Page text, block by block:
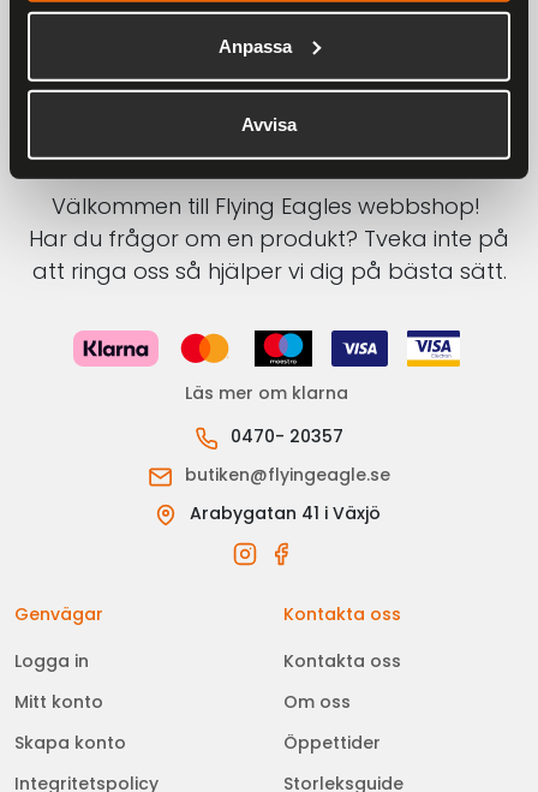
Anpassa
Avvisa
Välkommen till Flying Eagles webbshop!
Har du frågor om en produkt? Tveka inte på
att ringa oss så hjälper vi dig på bästa sätt.
Läs mer om klarna
0470- 20357
butiken@flyingeagle.se
Arabygatan 41 i Växjö
Genvägar
Logga in
Mitt konto
Skapa konto
Integritetspolicy
Kontakta oss
Kontakta oss
Om oss
Öppettider
Storleksguide